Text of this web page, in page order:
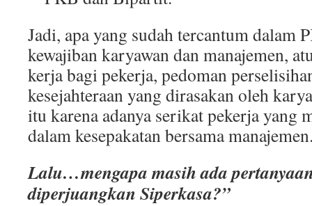
Jadi, apa yang sudah tercantum dalam
kewajiban karyawan dan manajemen,
kerja bagi pekerja, pedoman
kesejahteraan yang dirasakan oleh
itu karena adanya serikat pekerja yang
dalam kesepakatan bersama
Lalu…mengapa masih ada
diperjuangkan Siperkasa?”